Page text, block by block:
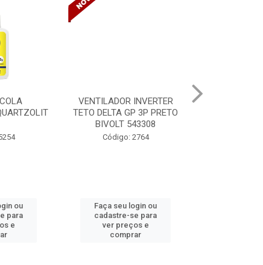
3P PRETO
ou
para
e
VENTILADOR INVERTER
TETO DELTA GP 3P PRETO
BIVOLT 543302
Código: 2765
Faça seu login ou
cadastre-se para
ver preços e
comprar